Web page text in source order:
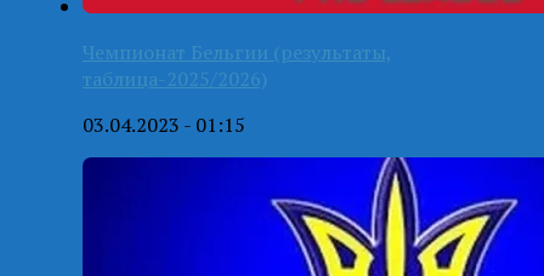
Чемпионат Бельгии (результаты,
таблица-2025/2026)
03.04.2023 - 01:15